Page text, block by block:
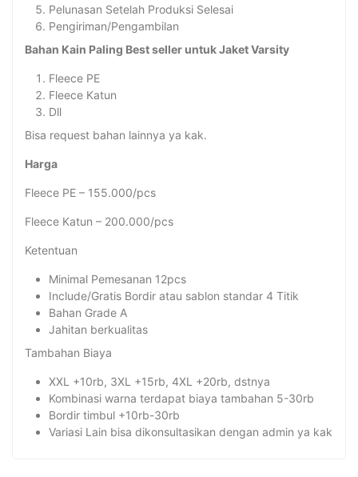
Pelunasan Setelah Produksi Selesai
Pengiriman/Pengambilan
Bahan Kain Paling Best seller untuk Jaket Varsity
Fleece PE
Fleece Katun
Dll
Bisa request bahan lainnya ya kak.
Harga
Fleece PE – 155.000/pcs
Fleece Katun – 200.000/pcs
Ketentuan
Minimal Pemesanan 12pcs
Include/Gratis Bordir atau sablon standar 4 Titik
Bahan Grade A
Jahitan berkualitas
Tambahan Biaya
XXL +10rb, 3XL +15rb, 4XL +20rb, dstnya
Kombinasi warna terdapat biaya tambahan 5-30rb
Bordir timbul +10rb-30rb
Variasi Lain bisa dikonsultasikan dengan admin ya kak